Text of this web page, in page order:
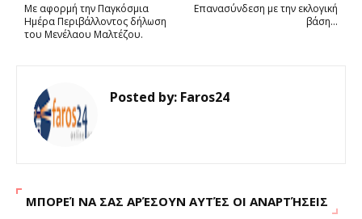
Επανασύνδεση με την εκλογική
βάση...
Με αφορμή την Παγκόσμια
Ημέρα Περιβάλλοντος δήλωση
του Μενέλαου Μαλτέζου.
Posted by: Faros24
ΜΠΟΡΕΊ ΝΑ ΣΑΣ ΑΡΈΣΟΥΝ ΑΥΤΈΣ ΟΙ ΑΝΑΡΤΉΣΕΙΣ